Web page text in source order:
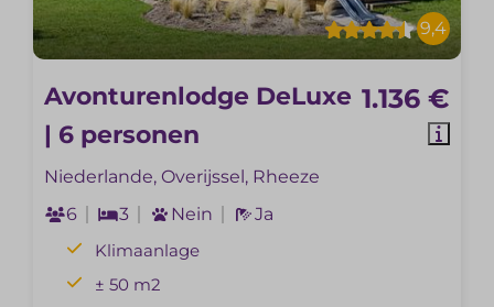
9,4
1.136 €
Avonturenlodge DeLuxe
| 6 personen
Niederlande, Overijssel, Rheeze
6
3 Nein
Ja
Klimaanlage
± 50 m2